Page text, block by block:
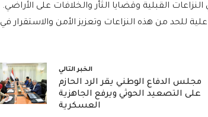
القبلية وقضايا الثأر والخلافات على الأراضي.
للحد من هذه النزاعات وتعزيز الأمن والاستقرار في
الخبر التالي
مجلس الدفاع الوطني يقر الرد الحازم
على التصعيد الحوثي ويرفع الجاهزية
العسكرية